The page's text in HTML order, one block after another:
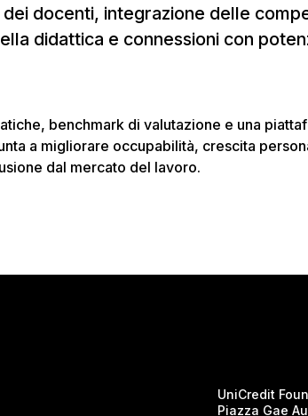
docenti, integrazione delle
didattica e connessioni con
benchmark di valutazione e una
a migliorare occupabilità, crescita
dal mercato del lavoro.
UniCredit
Piazza Gae